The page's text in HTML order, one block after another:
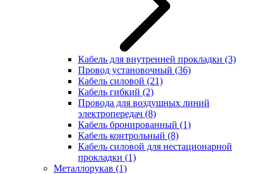
Кабель для внутренней прокладки (3)
Провод установочный (36)
Кабель силовой (21)
Кабель гибкий (2)
Провода для воздушных линий
электропередач (8)
Кабель бронированный (1)
Кабель контрольный (8)
Кабель силовой для нестационарной
прокладки (1)
Металлорукав (1)